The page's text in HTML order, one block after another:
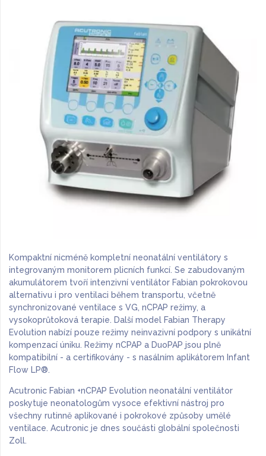
Kompaktní nicméně kompletní neonatální ventilátory s
integrovaným monitorem plicních funkcí. Se zabudovaným
akumulátorem tvoří intenzivní ventilátor Fabian pokrokovou
alternativu i pro ventilaci během transportu, včetně
synchronizované ventilace s VG, nCPAP režimy, a
vysokoprůtoková terapie. Další model Fabian Therapy
Evolution nabízí pouze režimy neinvazivní podpory s unikátní
kompenzací úniku. Režimy nCPAP a DuoPAP jsou plně
kompatibilní - a certifikovány - s nasálním aplikátorem Infant
Flow LP®.
Acutronic Fabian +nCPAP Evolution neonatální ventilátor
poskytuje neonatologům vysoce efektivní nástroj pro
všechny rutinně aplikované i pokrokové způsoby umělé
ventilace. Acutronic je dnes součásti globální společnosti
Zoll.